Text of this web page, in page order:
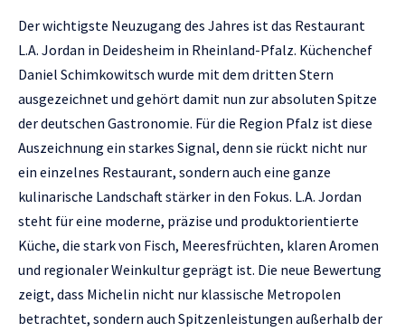
Der wichtigste Neuzugang des Jahres ist das Restaurant
L.A. Jordan in Deidesheim in Rheinland-Pfalz. Küchenchef
Daniel Schimkowitsch wurde mit dem dritten Stern
ausgezeichnet und gehört damit nun zur absoluten Spitze
der deutschen Gastronomie. Für die Region Pfalz ist diese
Auszeichnung ein starkes Signal, denn sie rückt nicht nur
ein einzelnes Restaurant, sondern auch eine ganze
kulinarische Landschaft stärker in den Fokus. L.A. Jordan
steht für eine moderne, präzise und produktorientierte
Küche, die stark von Fisch, Meeresfrüchten, klaren Aromen
und regionaler Weinkultur geprägt ist. Die neue Bewertung
zeigt, dass Michelin nicht nur klassische Metropolen
betrachtet, sondern auch Spitzenleistungen außerhalb der